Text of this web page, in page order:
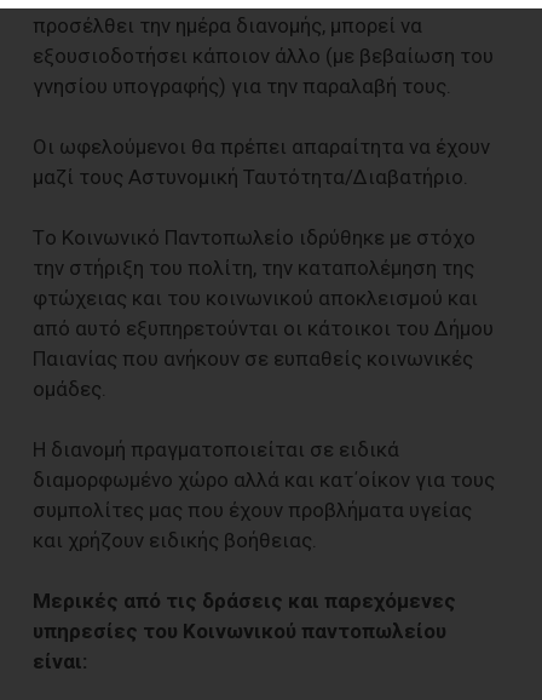
προσέλθει την ημέρα διανομής, μπορεί να
εξουσιοδοτήσει κάποιον άλλο (με βεβαίωση του
γνησίου υπογραφής) για την παραλαβή τους.
Οι ωφελούμενοι θα πρέπει απαραίτητα να έχουν
μαζί τους Αστυνομική Ταυτότητα/Διαβατήριο.
Tο Κοινωνικό Παντοπωλείο ιδρύθηκε με στόχο
την στήριξη του πολίτη, την καταπολέμηση της
φτώχειας και του κοινωνικού αποκλεισμού και
από αυτό εξυπηρετούνται οι κάτοικοι του Δήμου
Παιανίας που ανήκουν σε ευπαθείς κοινωνικές
ομάδες.
Η διανομή πραγματοποιείται σε ειδικά
διαμορφωμένο χώρο αλλά και κατ΄οίκον για τους
συμπολίτες μας που έχουν προβλήματα υγείας
και χρήζουν ειδικής βοήθειας.
Μερικές από τις δράσεις και παρεχόμενες
υπηρεσίες του Κοινωνικού παντοπωλείου
είναι: